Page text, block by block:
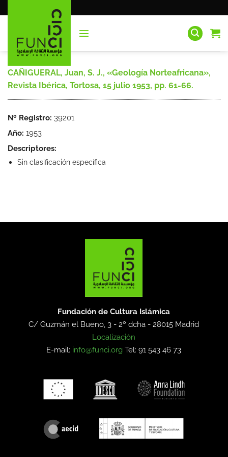
al
CAÑIGUERAL, Juan, S. J., «Geología Norteafricana»,
Revista Ibérica, Tortosa, 15 julio 1953, pp. 61-66.
Nº Registro: 39201
Año: 1953
Descriptores:
Sin clasificación específica
Fundación de Cultura Islámica
C/ Guzmán el Bueno, 3 - 2º dcha -28015 Madrid
Localización
E-mail: info@funci.org Tel: 91 543 46 73